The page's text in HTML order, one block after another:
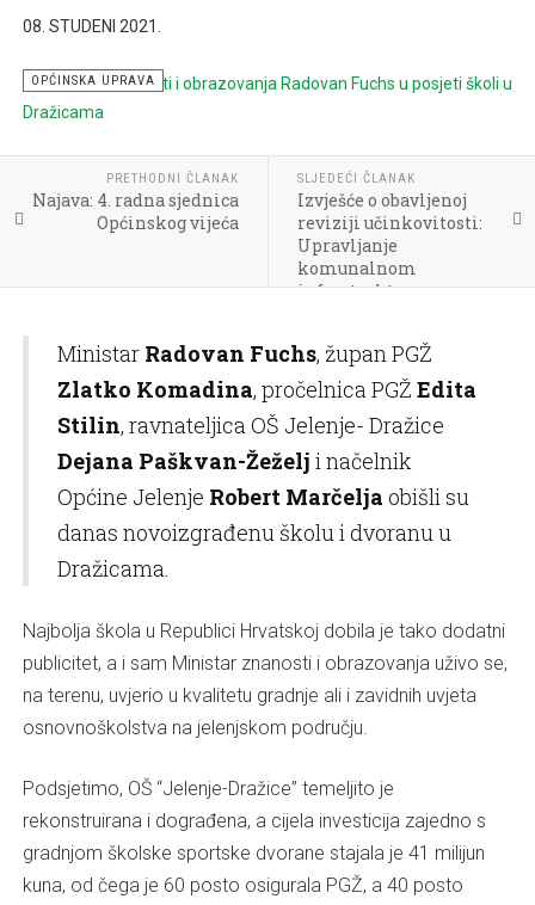
08. STUDENI 2021.
OPĆINSKA UPRAVA
PRETHODNI ČLANAK
Najava: 4. radna sjednica
Općinskog vijeća
SLJEDEĆI ČLANAK
Izvješće o obavljenoj
reviziji učinkovitosti:
Upravljanje
komunalnom
infrastrukturom u
samouprave na području
Primorsko-goranske
županije
Ministar Radovan Fuchs, župan PGŽ
Zlatko Komadina, pročelnica PGŽ Edita
Stilin, ravnateljica OŠ Jelenje- Dražice
Dejana Paškvan-Žeželj i načelnik
Općine Jelenje Robert Marčelja obišli su
danas novoizgrađenu školu i dvoranu u
Dražicama.
Najbolja škola u Republici Hrvatskoj dobila je tako dodatni
publicitet, a i sam Ministar znanosti i obrazovanja uživo se,
na terenu, uvjerio u kvalitetu gradnje ali i zavidnih uvjeta
osnovnoškolstva na jelenjskom području.
Podsjetimo, OŠ “Jelenje-Dražice” temeljito je
rekonstruirana i dograđena, a cijela investicija zajedno s
gradnjom školske sportske dvorane stajala je 41 milijun
kuna, od čega je 60 posto osigurala PGŽ, a 40 posto